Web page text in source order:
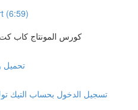
(6:59)
Cap cut Desktop Course - كورس المونتاج كاب كت
تحميل
تسجيل الدخول بحساب التيك